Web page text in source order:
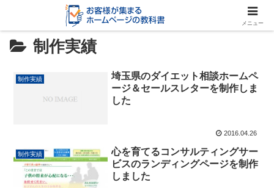
制作実績
制作実績
埼玉県のダイエット相談ホームペ
ージ＆セールスレターを制作しま
した
2016.04.26
制作実績
心を育てるコンサルティングサー
ビスのランディングページを制作
しました
メニュー